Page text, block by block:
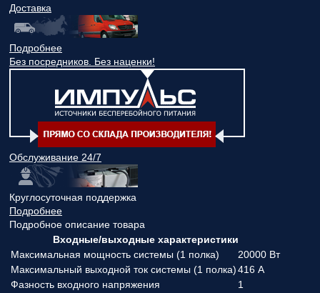
Доставка
Подробнее
Без посредников. Без наценки!
Обслуживание 24/7
Круглосуточная поддержка
Подробнее
Подробное описание товара
Входные/выходные характеристики
Максимальная мощность системы (1 полка)
20000 Вт
Максимальный выходной ток системы (1 полка)416 А
Фазность входного напряжения
1